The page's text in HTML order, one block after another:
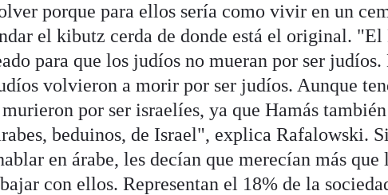
porque para ellos sería como vivir en un
el kibutz cerda de donde está el original. "El
para que los judíos no mueran por ser judíos.
volvieron a morir por ser judíos. Aunque
por ser israelíes, ya que Hamás
beduinos, de Israel", explica Rafalowski.
en árabe, les decían que merecían más que
con ellos. Representan el 18% de la